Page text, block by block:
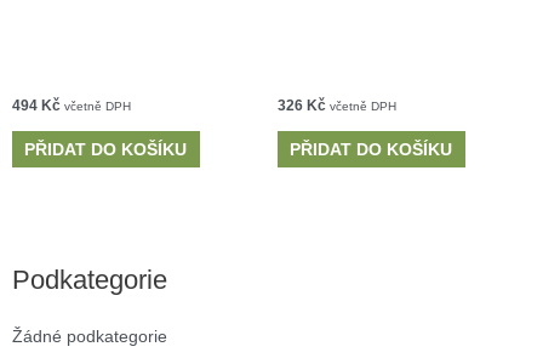
Podkategorie
Žádné podkategorie
494 Kč včetně DPH
PŘIDAT DO KOŠÍKU
326 Kč včetně DPH
PŘIDAT DO KOŠÍKU